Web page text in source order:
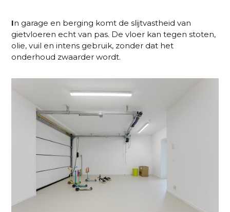
In garage en berging komt de slijtvastheid van
gietvloeren echt van pas. De vloer kan tegen stoten,
olie, vuil en intens gebruik, zonder dat het
onderhoud zwaarder wordt.